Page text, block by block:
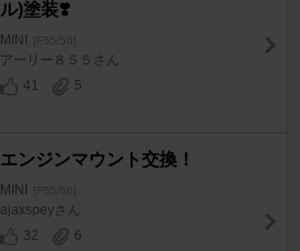
ル)塗装❣️
MINI [F55/56]
アーリー８５５さん
41
5
エンジンマウント交換！
MINI [F55/56]
ajaxspeyさん
32
6